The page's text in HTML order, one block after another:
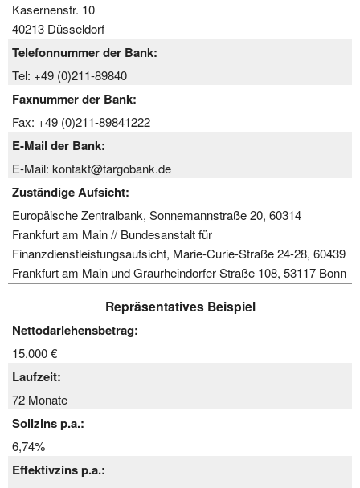
Kasernenstr. 10
40213 Düsseldorf
Telefonnummer der Bank:
Tel: +49 (0)211-89840
Faxnummer der Bank:
Fax: +49 (0)211-89841222
E-Mail der Bank:
E-Mail: kontakt@targobank.de
Zuständige Aufsicht:
Europäische Zentralbank, Sonnemannstraße 20, 60314
Frankfurt am Main // Bundesanstalt für
Finanzdienstleistungsaufsicht, Marie-Curie-Straße 24-28, 60439
Frankfurt am Main und Graurheindorfer Straße 108, 53117 Bonn
Repräsentatives Beispiel
Nettodarlehensbetrag:
15.000 €
Laufzeit:
72 Monate
Sollzins p.a.:
6,74%
Effektivzins p.a.: